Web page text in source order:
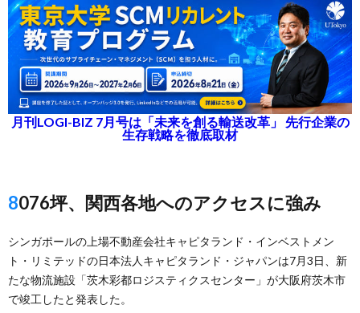
月刊LOGI-BIZ 7月号は「未来を創る輸送改革」 先行企業の
生存戦略を徹底取材
8076坪、関西各地へのアクセスに強み
シンガポールの上場不動産会社キャピタランド・インベストメン
ト・リミテッドの日本法人キャピタランド・ジャパンは7月3日、新
たな物流施設「茨木彩都ロジスティクスセンター」が大阪府茨木市
で竣工したと発表した。